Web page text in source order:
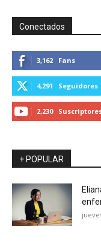
Conectados
3,162 Fans
4,291 Seguidores
2,230
+ POPULAR